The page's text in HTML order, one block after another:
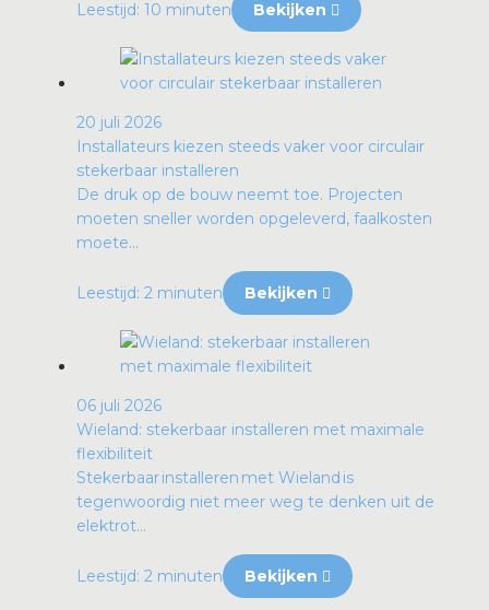
Leestijd: 10 minuten Bekijken
20 juli 2026
Installateurs kiezen steeds vaker voor circulair
stekerbaar installeren
De druk op de bouw neemt toe. Projecten
moeten sneller worden opgeleverd, faalkosten
moete...
Leestijd: 2 minuten Bekijken
06 juli 2026
Wieland: stekerbaar installeren met maximale
flexibiliteit
Stekerbaar installeren met Wieland is
tegenwoordig niet meer weg te denken uit de
elektrot...
Leestijd: 2 minuten Bekijken